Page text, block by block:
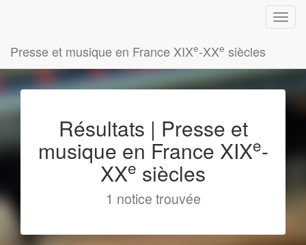
Presse et musique en France XIXe-XXe siècles
Résultats | Presse et
musique en France XIXe-
XXe siècles
1 notice trouvée